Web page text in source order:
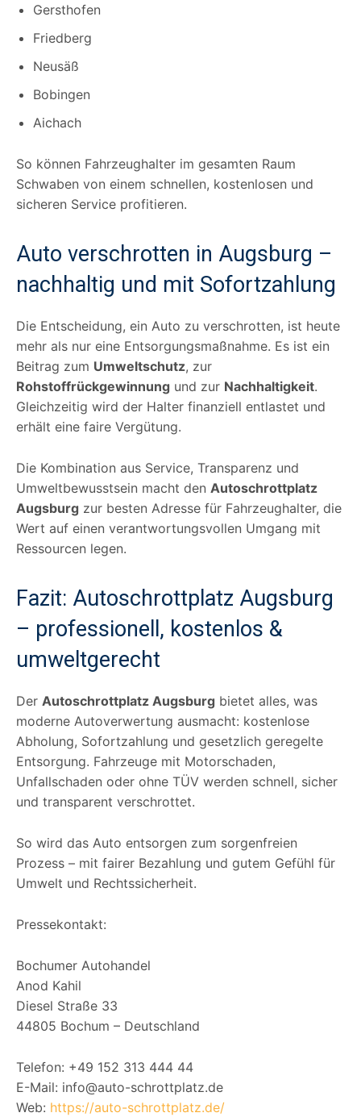
Gersthofen
Friedberg
Neusäß
Bobingen
Aichach
So können Fahrzeughalter im gesamten Raum
Schwaben von einem schnellen, kostenlosen und
sicheren Service profitieren.
Auto verschrotten in Augsburg –
nachhaltig und mit Sofortzahlung
Die Entscheidung, ein Auto zu verschrotten, ist heute
mehr als nur eine Entsorgungsmaßnahme. Es ist ein
Beitrag zum Umweltschutz, zur
Rohstoffrückgewinnung und zur Nachhaltigkeit.
Gleichzeitig wird der Halter finanziell entlastet und
erhält eine faire Vergütung.
Die Kombination aus Service, Transparenz und
Umweltbewusstsein macht den Autoschrottplatz
Augsburg zur besten Adresse für Fahrzeughalter, die
Wert auf einen verantwortungsvollen Umgang mit
Ressourcen legen.
Fazit: Autoschrottplatz Augsburg
– professionell, kostenlos &
umweltgerecht
Der Autoschrottplatz Augsburg bietet alles, was
moderne Autoverwertung ausmacht: kostenlose
Abholung, Sofortzahlung und gesetzlich geregelte
Entsorgung. Fahrzeuge mit Motorschaden,
Unfallschaden oder ohne TÜV werden schnell, sicher
und transparent verschrottet.
So wird das Auto entsorgen zum sorgenfreien
Prozess – mit fairer Bezahlung und gutem Gefühl für
Umwelt und Rechtssicherheit.
Pressekontakt:
Bochumer Autohandel
Anod Kahil
Diesel Straße 33
44805 Bochum – Deutschland
Telefon: +49 152 313 444 44
E-Mail: info@auto-schrottplatz.de
Web: https://auto-schrottplatz.de/